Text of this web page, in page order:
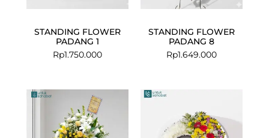
STANDING FLOWER
PADANG 1
Rp1.750.000
STANDING FLOWER
PADANG 8
Rp1.649.000